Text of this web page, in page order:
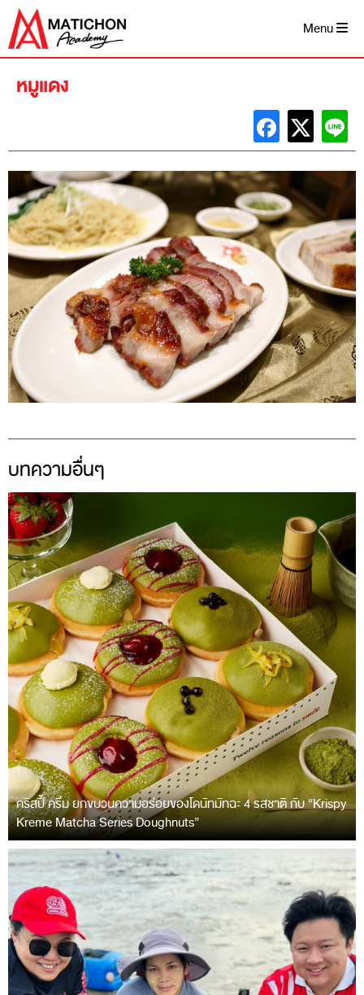
Skip
content
Menu
หมูแดง
บทความอื่นๆ
คริสปี้ ครีม ยกขบวนความอร่อยของโดนัทมัทฉะ 4 รสชาติ กับ “Krispy
Kreme Matcha Series Doughnuts”